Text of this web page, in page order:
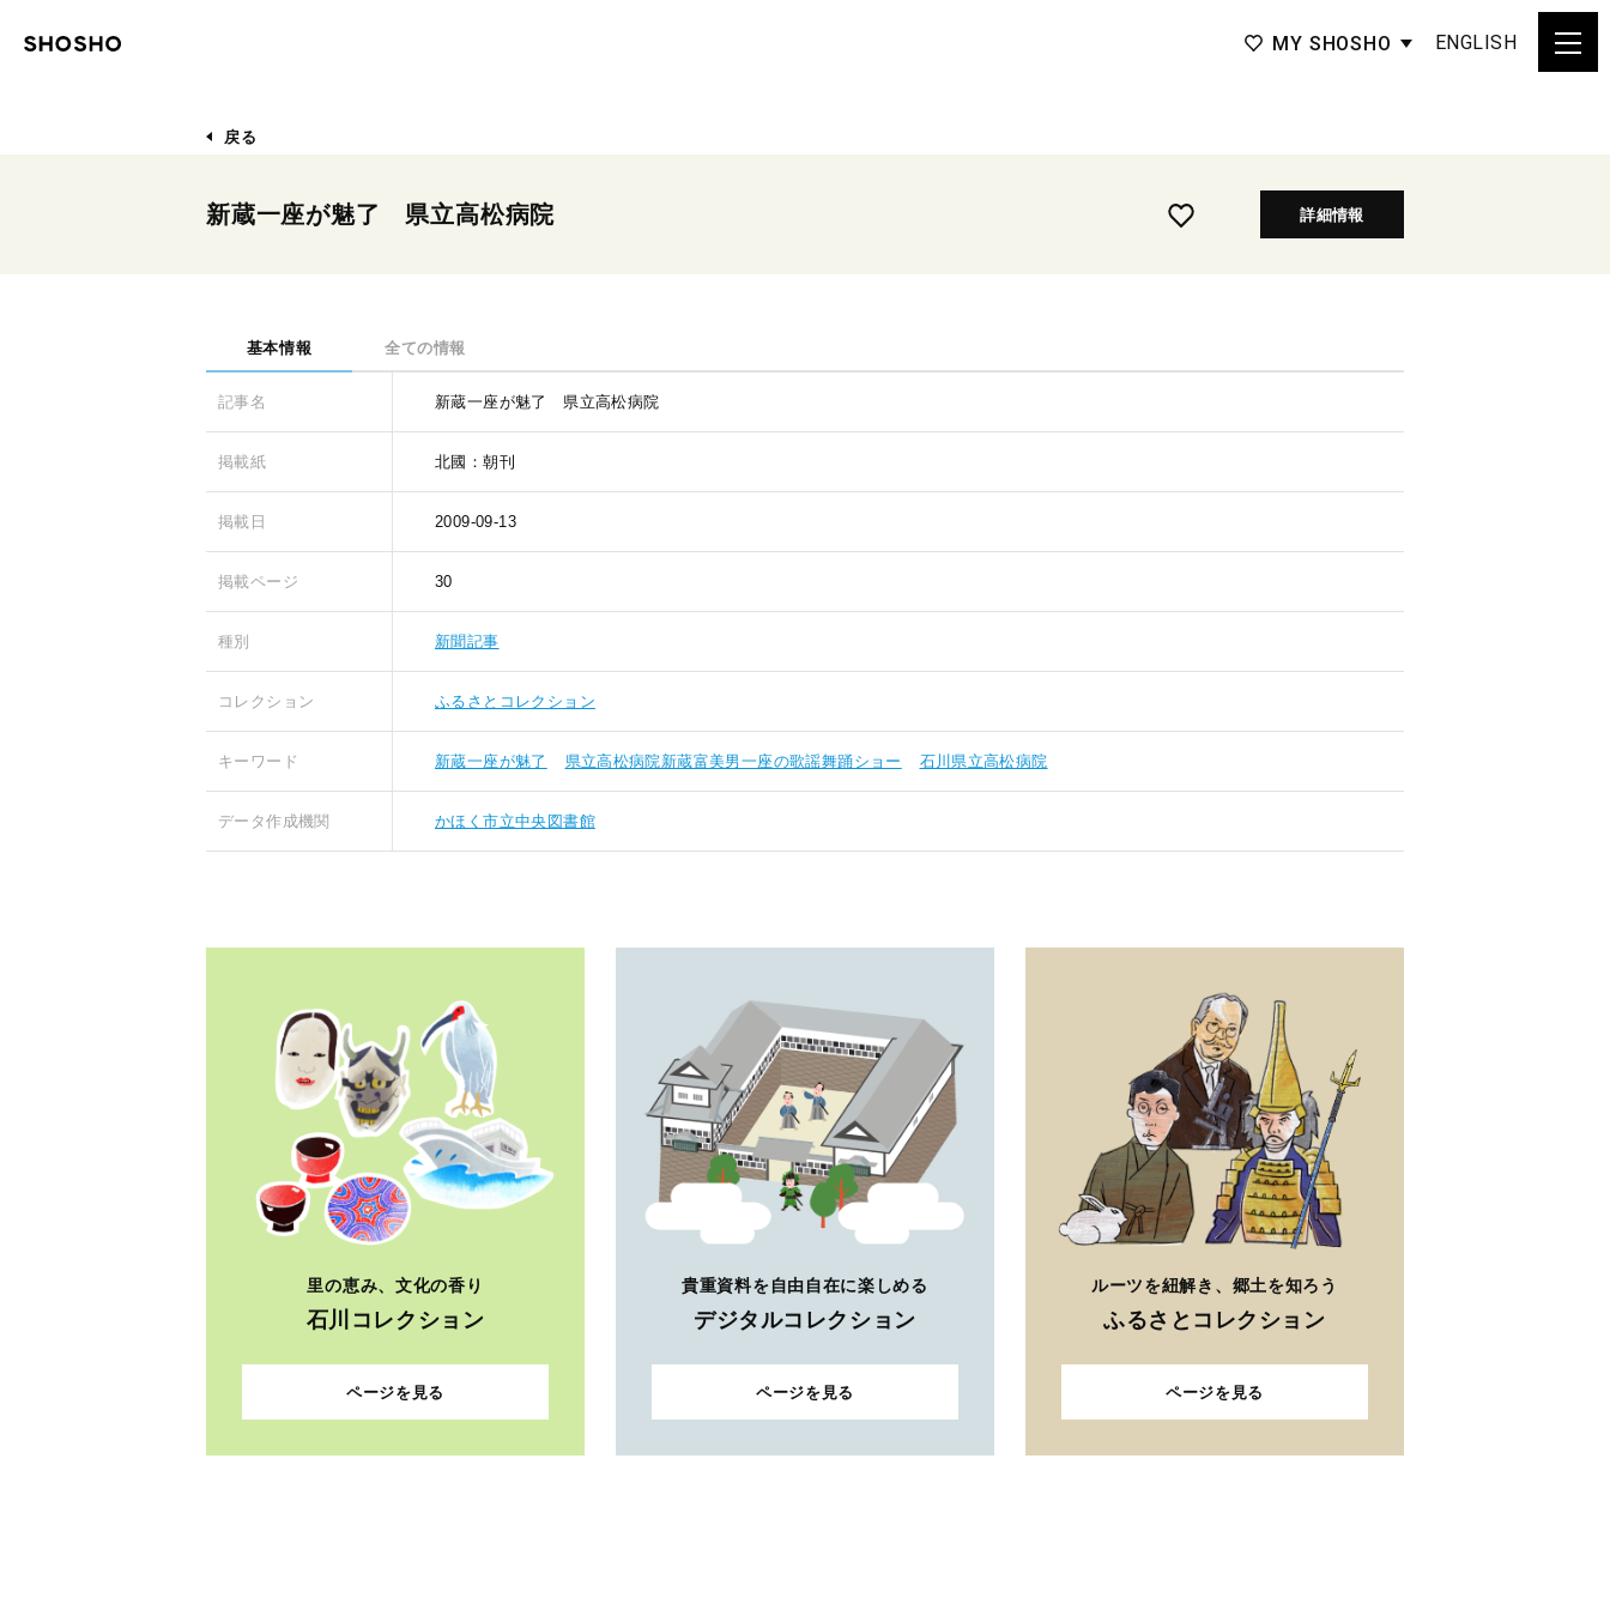
MY SHOSHO ENGLISH
戻る
新蔵一座が魅了 県立高松病院 詳細情報
基本情報 全ての情報
記事名 新蔵一座が魅了 県立高松病院
掲載紙 北國：朝刊
掲載日 2009-09-13
掲載ページ 30
種別 新聞記事
コレクション ふるさとコレクション
キーワード 新蔵一座が魅了 県立高松病院新蔵富美男一座の歌謡舞踊ショー 石川県立高松病院
データ作成機関 かほく市立中央図書館
里の恵み、文化の香り
石川コレクション
ページを見る
貴重資料を自由自在に楽しめる
デジタルコレクション
ページを見る
ルーツを紐解き、郷土を知ろう
ふるさとコレクション
ページを見る